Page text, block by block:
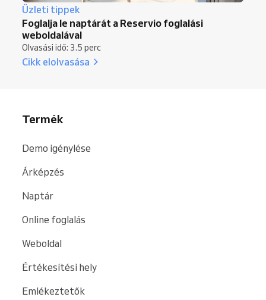
Üzleti tippek
Foglalja le naptárát a Reservio foglalási
weboldalával
Olvasási idő: 3.5 perc
Cikk elolvasása
Termék
Demo igénylése
Árképzés
Naptár
Online foglalás
Weboldal
Értékesítési hely
Emlékeztetők